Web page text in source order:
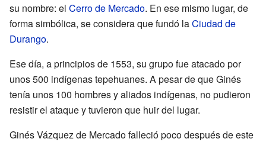
su nombre: el Cerro de Mercado. En ese mismo lugar, de
forma simbólica, se considera que fundó laCiudad de
Durango.
Ese día, a principios de 1553, su grupo fue atacado por
unos 500 indígenas tepehuanes. A pesar de que Ginés
tenía unos 100 hombres y aliados indígenas, no pudieron
resistir el ataque y tuvieron que huir del lugar.
Ginés Vázquez de Mercado falleció poco después de este